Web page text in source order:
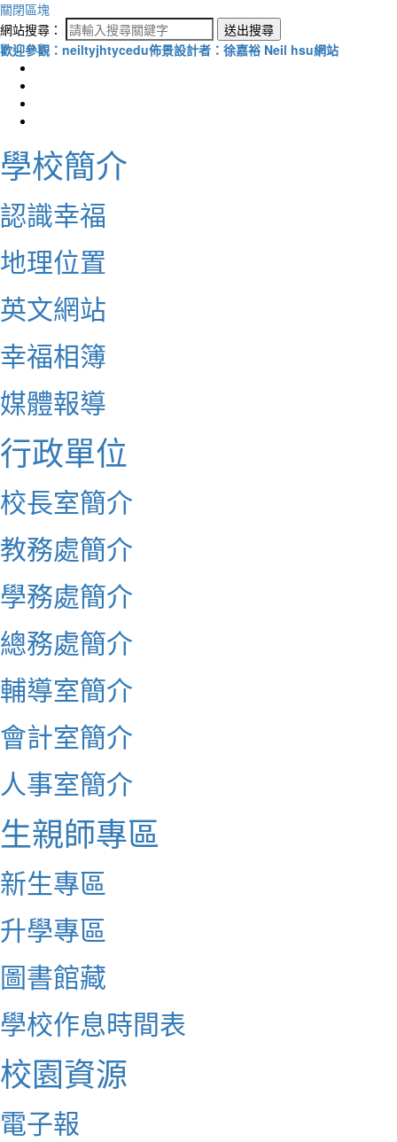
關閉區塊
網站搜尋：
送出搜尋
歡迎參觀：neiltyjhtycedu佈景設計者：徐嘉裕 Neil hsu網站
學校簡介
認識幸福
地理位置
英文網站
幸福相簿
媒體報導
行政單位
校長室簡介
教務處簡介
學務處簡介
總務處簡介
輔導室簡介
會計室簡介
人事室簡介
生親師專區
新生專區
升學專區
圖書館藏
學校作息時間表
校園資源
電子報